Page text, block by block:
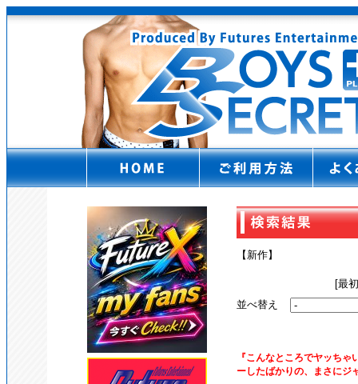
【新作】
[最
並べ替え
『こんなところでヤッち
ーしたばかりの、まさにジ